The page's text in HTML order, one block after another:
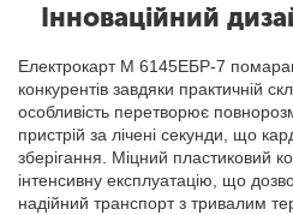
Інноваційний
Електрокарт М 6145ЕБР-7
конкурентів завдяки практичній
особливість перетворює
пристрій за лічені секунди, що
зберігання. Міцний пластиковий
інтенсивну експлуатацію, що
надійний транспорт з тривалим